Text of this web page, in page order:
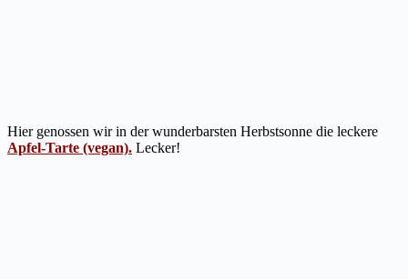
Hier genossen wir in der wunderbarsten Herbstsonne die leckere
Apfel-Tarte (vegan). Lecker!